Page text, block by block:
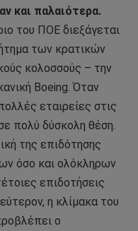
και παλαιότερα.
του ΠΟΕ διεξάγεται
των κρατικών
κολοσσούς – την
Boeing. Όταν
εταιρείες στις
πολύ δύσκολη θέση.
της επιδότησης
όσο και ολόκληρων
επιδοτήσεις
η κλίμακα του
ο